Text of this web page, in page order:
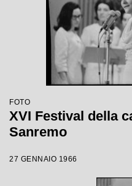
FOTO
XVI Festival della
Sanremo
27 GENNAIO 1966